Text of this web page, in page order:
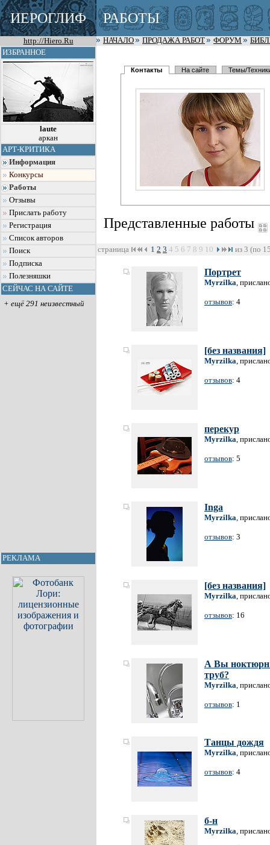
ИЕРОГЛИФ РАБОТЫ
http://Hiero.Ru НАЧАЛО ПРОДАЖА РАБОТ ФОРУМ
ИЗБРАННОЕ
laute
аркан
АРТ-КРИТИКА
Информация
Конкурсы
Работы
Отзывы
Прислать работу
Регистрация
Список авторов
Поиск
Подписка
Полезняшки
СЕЙЧАС НА САЙТЕ
+ ещё 291 неизвестный
РЕКЛАМА
Контакты На сайте Темы/
Представленные работы
страница 1 2 3 4 5 6 7 8 9 10 из 3 (по
Портрет
Myrzilka,
отзывов: 4
[без названия]
Myrzilka,
отзывов: 4
перекур
Myrzilka,
отзывов: 5
Inga
Myrzilka,
отзывов: 3
[без названия]
Myrzilka,
отзывов: 16
А Вы ноктюрн
труб?
Myrzilka,
отзывов: 1
Танцы дождя
Myrzilka,
отзывов: 4
б-н
Myrzilka,